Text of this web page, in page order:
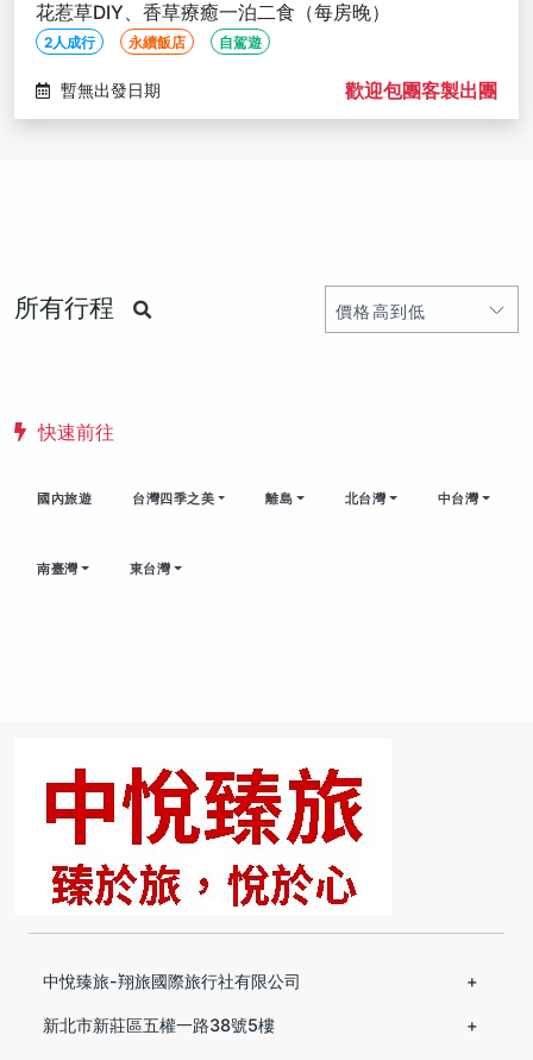
花惹草DIY、香草療癒一泊二食（每房晚）
2人成行 永續飯店 自駕遊
暫無出發日期 歡迎包團客製出團
所有行程
快速前往
國內旅遊 台灣四季之美 離島 北台灣 中台灣
南臺灣 東台灣
中悅臻旅-翔旅國際旅行社有限公司
新北市新莊區五權一路38號5樓